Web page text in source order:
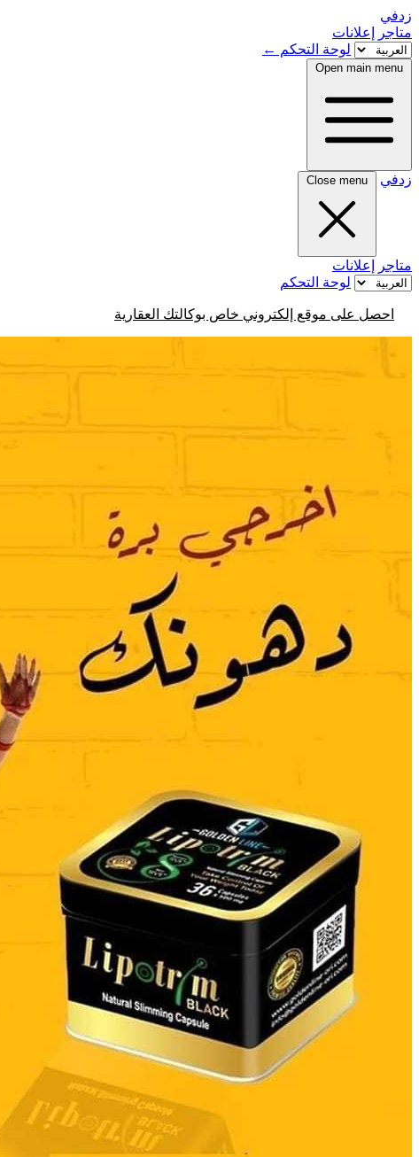
زدفي
متاجر
إعلانات
لوحة التحكم ←
Open main menu
زدفي Close menu
متاجر
إعلانات
لوحة التحكم
احصل على موقع إلكتروني خاص بوكالتك العقارية